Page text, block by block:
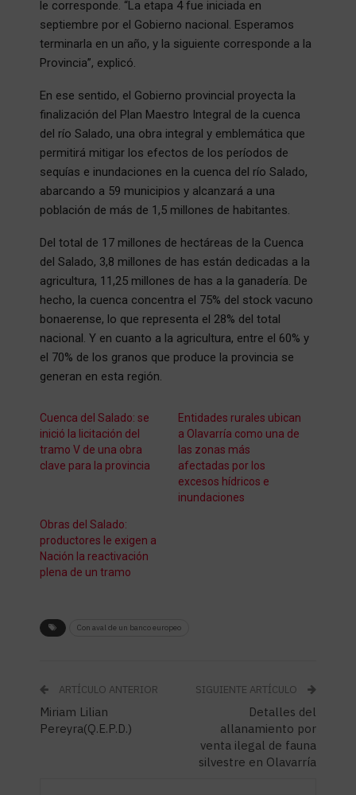
le corresponde. “La etapa 4 fue iniciada en
septiembre por el Gobierno nacional. Esperamos
terminarla en un año, y la siguiente corresponde a la
Provincia”, explicó.
En ese sentido, el Gobierno provincial proyecta la
finalización del Plan Maestro Integral de la cuenca
del río Salado, una obra integral y emblemática que
permitirá mitigar los efectos de los períodos de
sequías e inundaciones en la cuenca del río Salado,
abarcando a 59 municipios y alcanzará a una
población de más de 1,5 millones de habitantes.
Del total de 17 millones de hectáreas de la Cuenca
del Salado, 3,8 millones de has están dedicadas a la
agricultura, 11,25 millones de has a la ganadería. De
hecho, la cuenca concentra el 75% del stock vacuno
bonaerense, lo que representa el 28% del total
nacional. Y en cuanto a la agricultura, entre el 60% y
el 70% de los granos que produce la provincia se
generan en esta región.
Cuenca del Salado: se
inició la licitación del
tramo V de una obra
clave para la provincia
Entidades rurales ubican
a Olavarría como una de
las zonas más
afectadas por los
excesos hídricos e
inundaciones
Obras del Salado:
productores le exigen a
Nación la reactivación
plena de un tramo
Con aval de un banco europeo
ARTÍCULO ANTERIOR
Miriam Lilian
Pereyra(Q.E.P.D.)
SIGUIENTE ARTÍCULO
Detalles del
allanamiento por
venta ilegal de fauna
silvestre en Olavarría